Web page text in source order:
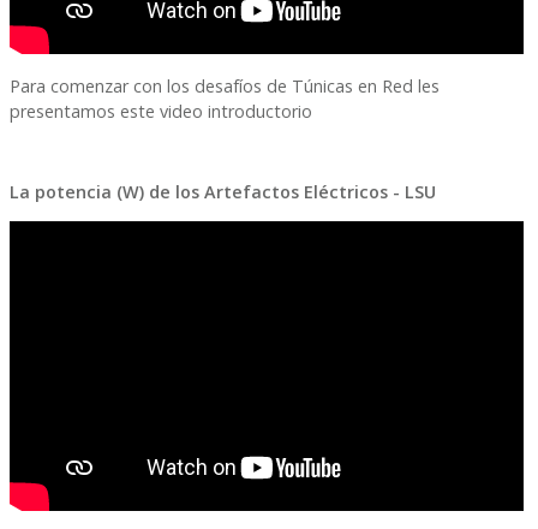
Para comenzar con los desafíos de Túnicas en Red les
presentamos este video introductorio
La potencia (W) de los Artefactos Eléctricos - LSU